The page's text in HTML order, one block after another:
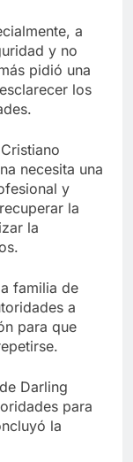
a
y no
pidió una
los
necesita una
y
la
la
familia de
a
para que
Darling
para
la